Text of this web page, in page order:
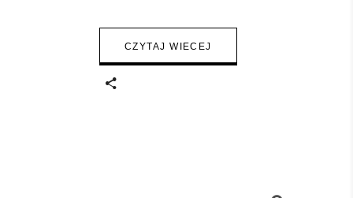
CZYTAJ WIECEJ